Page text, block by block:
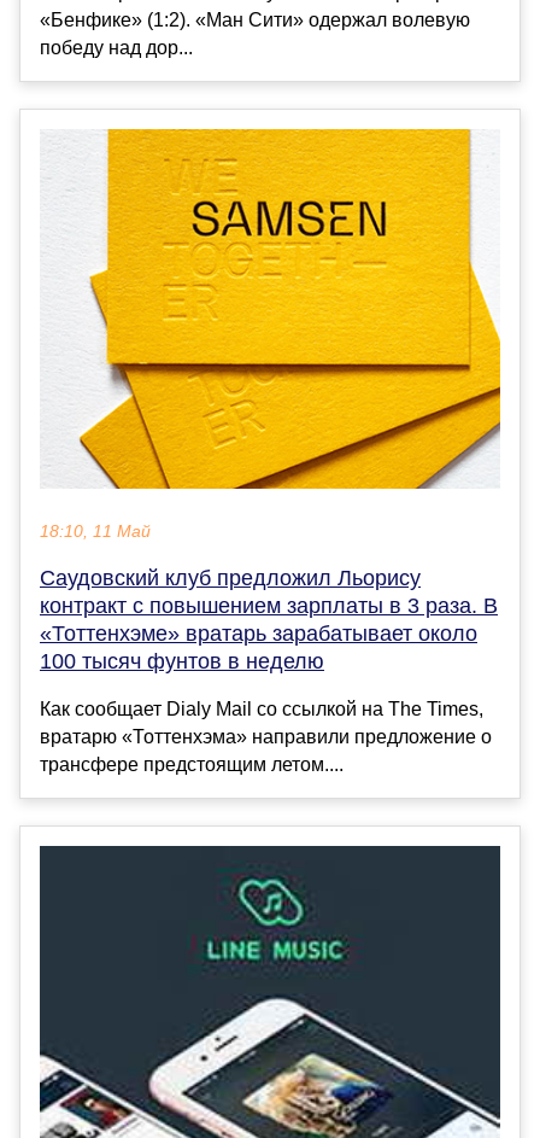
«Бенфике» (1:2). «Ман Сити» одержал волевую
победу над дор...
18:10, 11 Май
Саудовский клуб предложил Льорису
контракт с повышением зарплаты в 3 раза. В
«Тоттенхэме» вратарь зарабатывает около
100 тысяч фунтов в неделю
Как сообщает Dialy Mail со ссылкой на The Times,
вратарю «Тоттенхэма» направили предложение о
трансфере предстоящим летом....